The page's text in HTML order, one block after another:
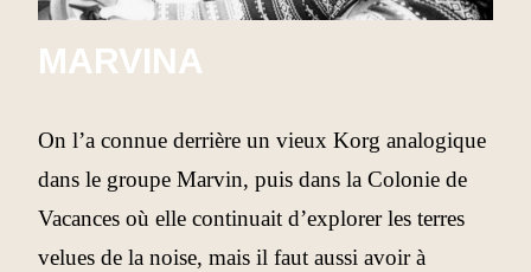
MARVINA
On l’a connue derrière un vieux Korg analogique
dans le groupe Marvin, puis dans la Colonie de
Vacances où elle continuait d’explorer les terres
velues de la noise, mais il faut aussi avoir à